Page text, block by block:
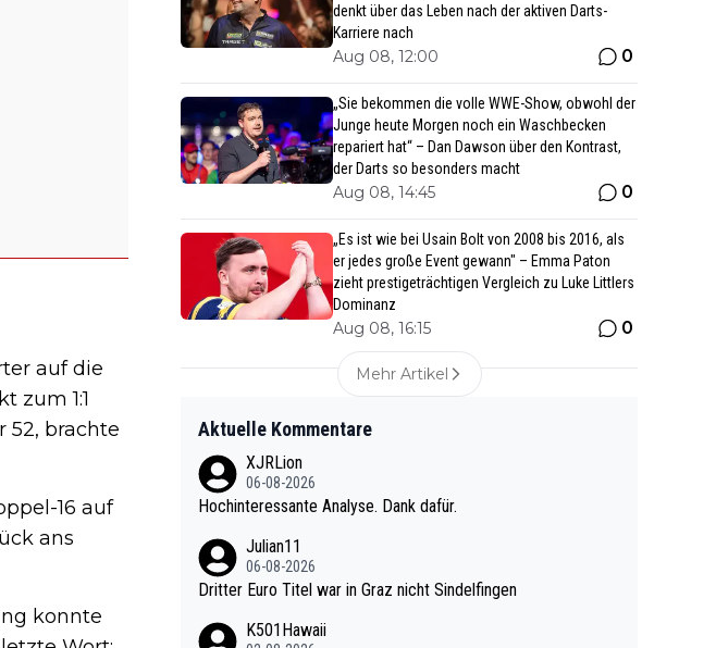
auf die
zum 1:1
52, brachte
16 auf
ans
konnte
denkt über das Leben nach der aktiven Darts-
Karriere nach
Aug 08, 12:00 0
„Sie bekommen die volle WWE-Show, obwohl der
Junge heute Morgen noch ein Waschbecken
repariert hat“ – Dan Dawson über den Kontrast,
der Darts so besonders macht
Aug 08, 14:45 0
„Es ist wie bei Usain Bolt von 2008 bis 2016, als
er jedes große Event gewann" – Emma Paton
zieht prestigeträchtigen Vergleich zu Luke Littlers
Dominanz
Aug 08, 16:15 0
Mehr Artikel
Aktuelle Kommentare
XJRLion
06-08-2026
Hochinteressante Analyse. Dank dafür.
Julian11
06-08-2026
Dritter Euro Titel war in Graz nicht Sindelfingen
K501Hawaii